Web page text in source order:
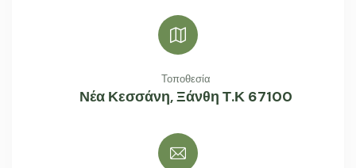
Τοποθεσία
Νέα Κεσσάνη, Ξάνθη Τ.Κ 67100